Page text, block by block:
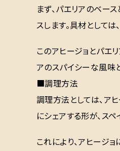
まず、パエリアのベー
スします。具材として
このアヒージョとパエ
アのスパイシーな風味
■調理方法
調理方法としては、ア
にシェアする形が、ス
これにより、アヒージ